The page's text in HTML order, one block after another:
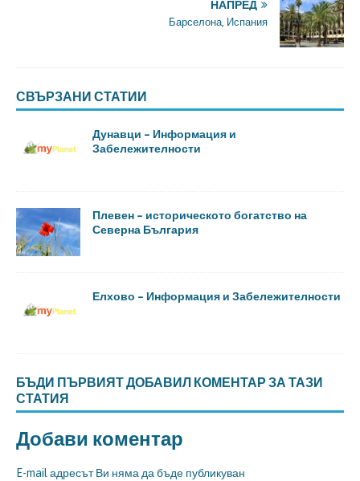
НАПРЕД
Барселона, Испания
СВЪРЗАНИ СТАТИИ
Дунавци – Информация и
Забележителности
Плевен – историческото богатство на
Северна България
Елхово – Информация и Забележителности
БЪДИ ПЪРВИЯТ ДОБАВИЛ КОМЕНТАР ЗА ТАЗИ
СТАТИЯ
Добави коментар
E-mail адресът Ви няма да бъде публикуван